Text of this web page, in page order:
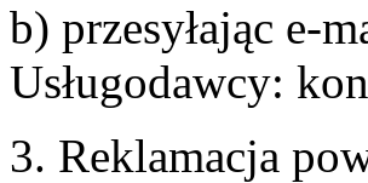
b) przesyłając e-
Usługodawcy:
3. Reklamacja